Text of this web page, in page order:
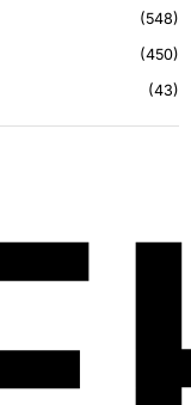
548
450
43